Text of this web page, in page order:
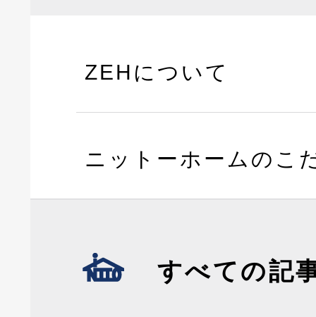
ZEHについて
ニットーホームのこ
すべての記